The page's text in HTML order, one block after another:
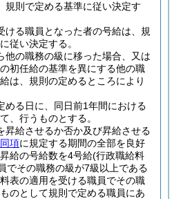
規則で定める基準に従い決定す
ける職員となった者の号給は、規
従い決定する。
他の職務の級に移った場合、又は
初任給の基準を異にする他の職
は、規則の定めるところにより
める日に、同日前1年間における
、行うものとする。
昇給させるか否か及び昇給させる
同項に規定する期間の全部を良好
給の号給数を4号給(行政職給料
でその職務の級が7級以上である
表の適用を受ける職員でその職
のとして規則で定める職員にあ